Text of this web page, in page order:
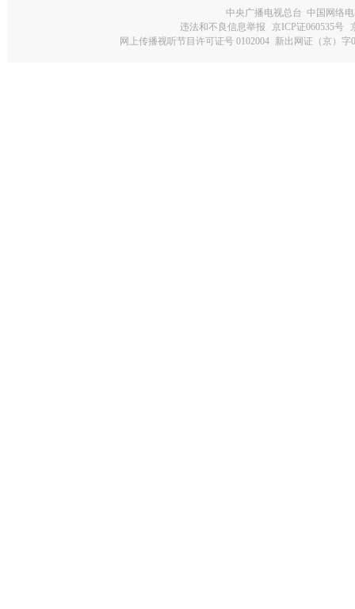
中央广播电视总台 中国网络
违法和不良信息举报
京ICP证060535号
网上传播视听节目许可证号 0102004 新出网证（京）